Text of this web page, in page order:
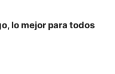
lo mejor para todos